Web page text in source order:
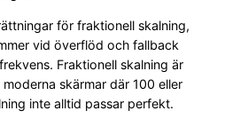
för fraktionell skalning,
vid överflöd och fallback
Fraktionell skalning är
skärmar där 100 eller
inte alltid passar perfekt.